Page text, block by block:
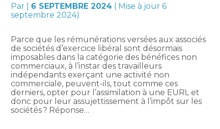
Par 6 SEPTEMBRE 2024 ( Mise à jour 6
septembre 2024)
Parce que les rémunérations versées aux associés
de sociétés d’exercice libéral sont désormais
imposables dans la catégorie des bénéfices non
commerciaux, à l’instar des travailleurs
indépendants exerçant une activité non
commerciale, peuvent-ils, tout comme ces
derniers, opter pour l’assimilation à une EURL et
donc pour leur assujettissement à l’impôt sur les
sociétés ? Réponse…